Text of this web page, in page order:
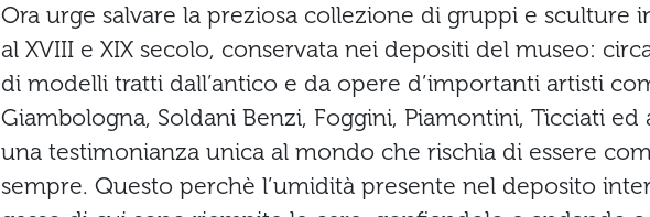
Ora urge salvare la preziosa collezione di gruppi e sculture
al XVIII e XIX secolo, conservata nei depositi del museo:
di modelli tratti dall’antico e da opere d’importanti artisti
Giambologna, Soldani Benzi, Foggini, Piamontini, Ticciati ed
una testimonianza unica al mondo che rischia di essere
sempre. Questo perchè l’umidità presente nel deposito